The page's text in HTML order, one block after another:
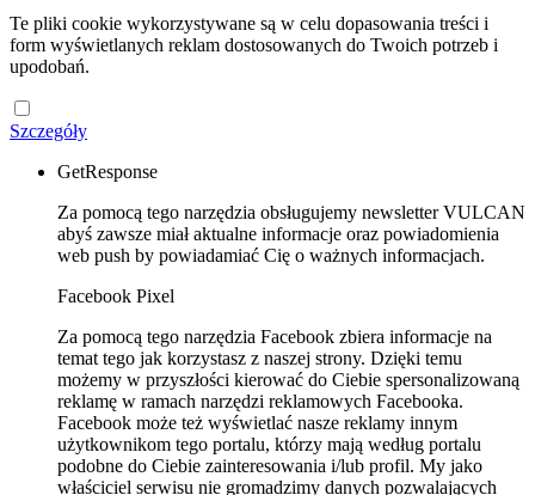
Te pliki cookie wykorzystywane są w celu dopasowania treści i
form wyświetlanych reklam dostosowanych do Twoich potrzeb i
upodobań.
Szczegóły
GetResponse
Za pomocą tego narzędzia obsługujemy newsletter VULCAN
abyś zawsze miał aktualne informacje oraz powiadomienia
web push by powiadamiać Cię o ważnych informacjach.
Facebook Pixel
Za pomocą tego narzędzia Facebook zbiera informacje na
temat tego jak korzystasz z naszej strony. Dzięki temu
możemy w przyszłości kierować do Ciebie spersonalizowaną
reklamę w ramach narzędzi reklamowych Facebooka.
Facebook może też wyświetlać nasze reklamy innym
użytkownikom tego portalu, którzy mają według portalu
podobne do Ciebie zainteresowania i/lub profil. My jako
właściciel serwisu nie gromadzimy danych pozwalających